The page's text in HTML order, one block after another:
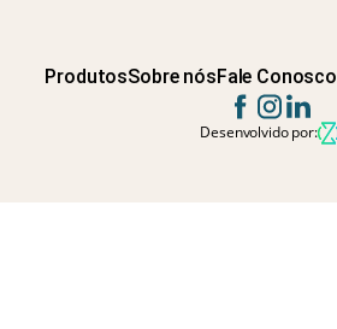
ProdutosSobre nósFale Conosco
Desenvolvido por: